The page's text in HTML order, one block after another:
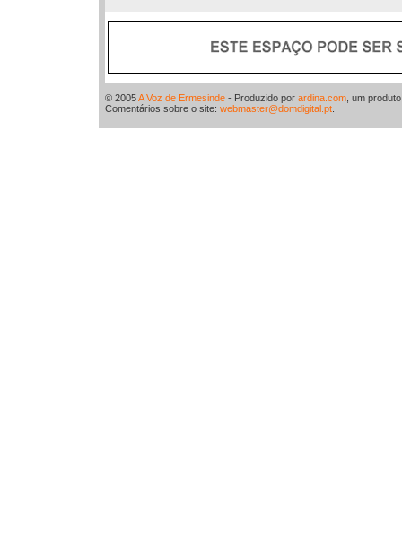
© 2005A Voz de Ermesinde - Produzido por ardina.com , um
Comentários sobre o site: webmaster@domdigital.pt